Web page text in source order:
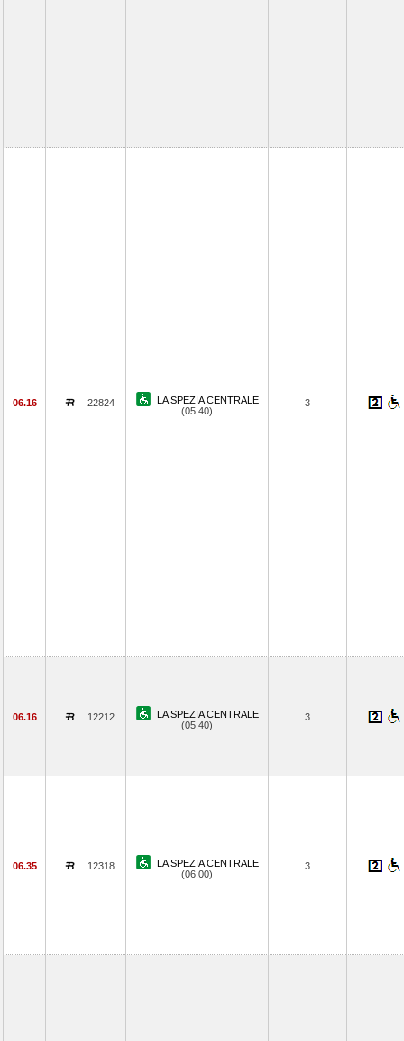
06.16 22824
LA SPEZIA CENTRALE
(05.40)
3
06.16 12212
LA SPEZIA CENTRALE
(05.40)
3
06.35 12318
LA SPEZIA CENTRALE
(06.00)
3